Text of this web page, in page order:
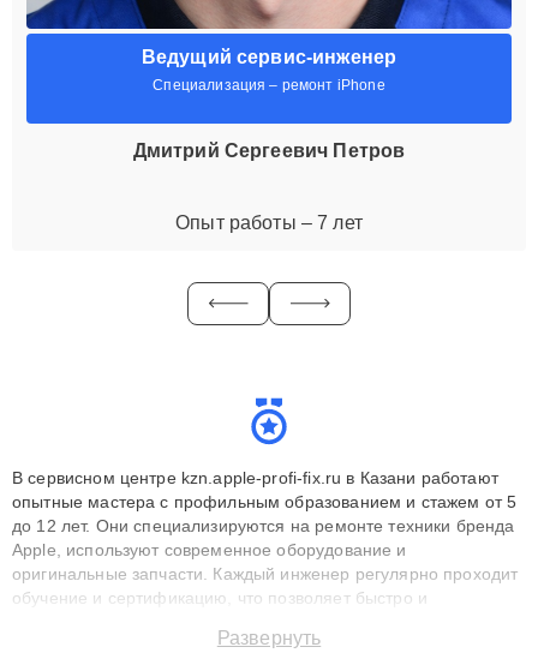
Ведущий сервис-инженер
Специализация – ремонт iPhone
Дмитрий Сергеевич Петров
Опыт работы – 7 лет
В сервисном центре kzn.apple-profi-fix.ru в Казани работают
опытные мастера с профильным образованием и стажем от 5
до 12 лет. Они специализируются на ремонте техники бренда
Apple, используют современное оборудование и
оригинальные запчасти. Каждый инженер регулярно проходит
обучение и сертификацию, что позволяет быстро и
сохранением гарантии до 3 лет. Наши мастера решают
Развернуть